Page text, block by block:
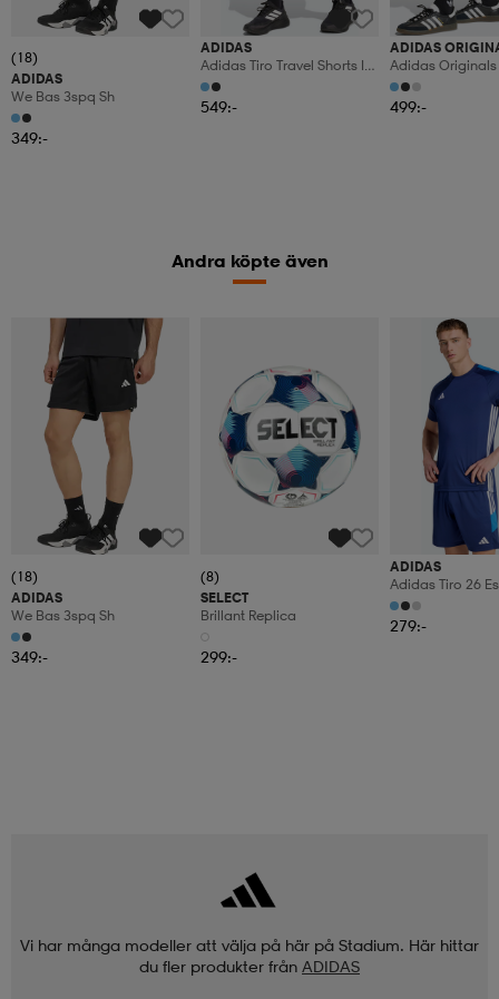
(18)
ADIDAS
We Bas 3spq Sh
349:-
ADIDAS
Adidas Tiro Travel Shorts I
Vävt Material
549:-
ADIDAS
Adidas Originals
Shorts
499:-
Andra köpte även
(18)
ADIDAS
We Bas 3spq Sh
349:-
(8)
SELECT
Brillant Replica
299:-
ADIDAS
Adidas Tiro 26
Tröja
279:-
Vi har många modeller att välja på här på Stadium. Här hittar
du fler produkter från ADIDAS